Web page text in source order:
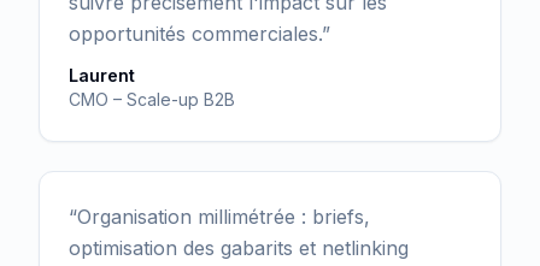
opportunités commerciales.”
Laurent
CMO – Scale-up B2B
“Organisation millimétrée : briefs,
optimisation des gabarits et netlinking